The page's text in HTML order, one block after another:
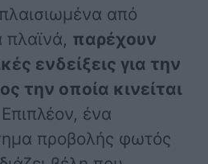
από
πλαϊνά, παρέχουν
ενδείξεις για την
την οποία κινείται
ένα
προβολής φωτός